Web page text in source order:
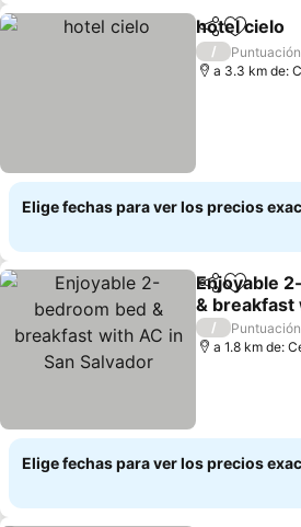
Compartir
hotel cielo
/
a 3.3 km de:
Elige fechas para ver los precios
Compartir
Enjoyable
& breakfast
San
Ver precios
/
a 1.8 km de:
Elige fechas para ver los precios